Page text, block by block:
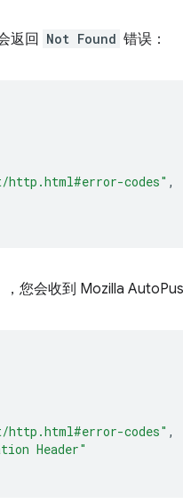
返回 Not Found 错误：
codes" ,
您会收到 Mozilla
codes" ,
Header"